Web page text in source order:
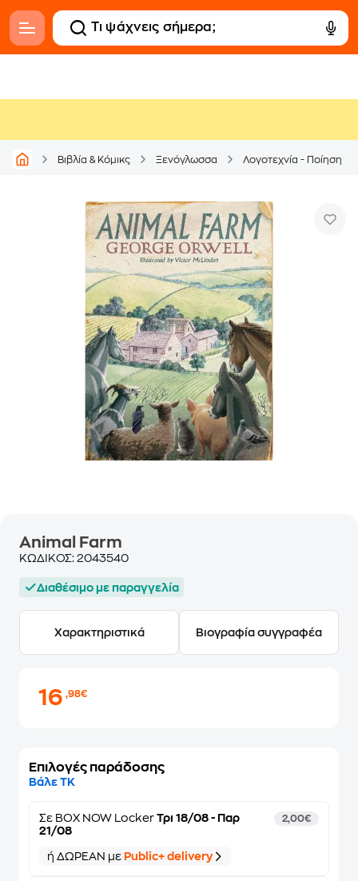
Βιβλία & Κόμικς Ξενόγλωσσα Λογοτεχνία - Ποίηση
Animal Farm
ΚΩΔΙΚΟΣ: 2043540
Διαθέσιμο με παραγγελία
Χαρακτηριστικά Βιογραφία συγγραφέα
16,98€
Επιλογές παράδοσης
Βάλε ΤΚ
Σε BOX NOW Locker Τρι 18/08 - Παρ
21/08
2,00€
ή ΔΩΡΕΑΝ με Public+ delivery